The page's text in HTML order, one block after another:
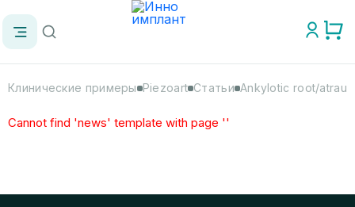
Клинические примеры Piezoart Статьи Ankylotic root/
Cannot find 'news' template with page ''